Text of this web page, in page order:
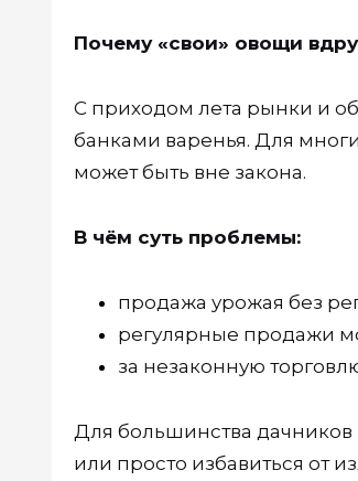
Почему «свои» овощи
С приходом лета рынки и
банками варенья. Для
может быть вне закона.
В чём суть проблемы:
продажа урожая без
регулярные продажи
за незаконную
Для большинства
или просто избавиться от